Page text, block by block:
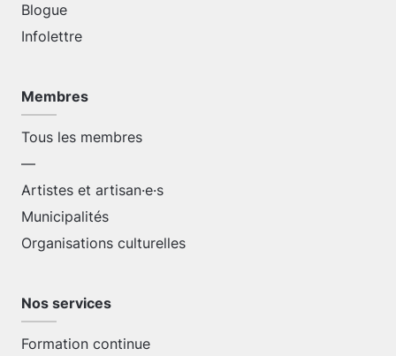
Blogue
Infolettre
Membres
Tous les membres
—
Artistes et artisan·e·s
Municipalités
Organisations culturelles
Nos services
Formation continue